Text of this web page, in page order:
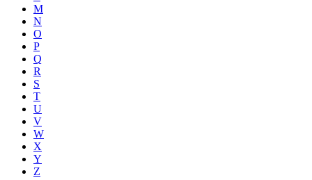
M
N
O
P
Q
R
S
T
U
V
W
X
Y
Z